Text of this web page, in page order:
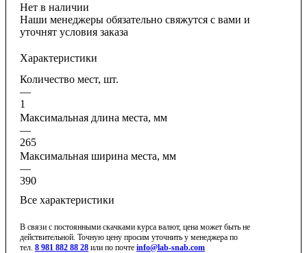
Нет в наличии
Наши менеджеры обязательно свяжутся с вами и
уточнят условия заказа
Характеристики
Количество мест, шт.
—
1
Максимальная длина места, мм
—
265
Максимальная ширина места, мм
—
390
Все характеристики
В связи с постоянными скачками курса валют, цена может быть не
действительной. Точную цену просим уточнить у менеджера по
тел. 8 981 882 88 28 или по почте info@lab-snab.com